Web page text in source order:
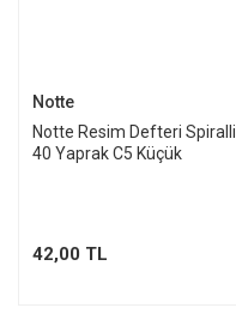
Notte
Notte Resim Defteri Spiralli
40 Yaprak C5 Küçük
42,00 TL